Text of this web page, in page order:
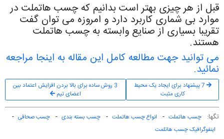
قبل از هر چیزی بهتر است بدانیم که چسب هاتملت در
موارد بی شماری کاربرد دارد و امروزه می توان گفت
تقریبا بسیاری از صنایع وابسته به چسب هاتملت
هستند.
می توانید جهت مطالعه کامل این مقاله به اینجا مراجعه
نمائید.
7 پیشنهاد برای ایجاد یک محیط
کاری مثبت
3 روش ساده برای بالا بردن افزایش اعتماد بین
اعضای تیم
تگ‎ها: چسب هاتملت انواع چسب هاتملت چسب بسته بندی
چسب صحافی
اینفوگرافیک چسب هاتلمت